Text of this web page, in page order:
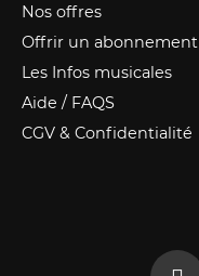
Nos offres
Offrir un abonnement
Les Infos musicales
Aide / FAQS
CGV & Confidentialité